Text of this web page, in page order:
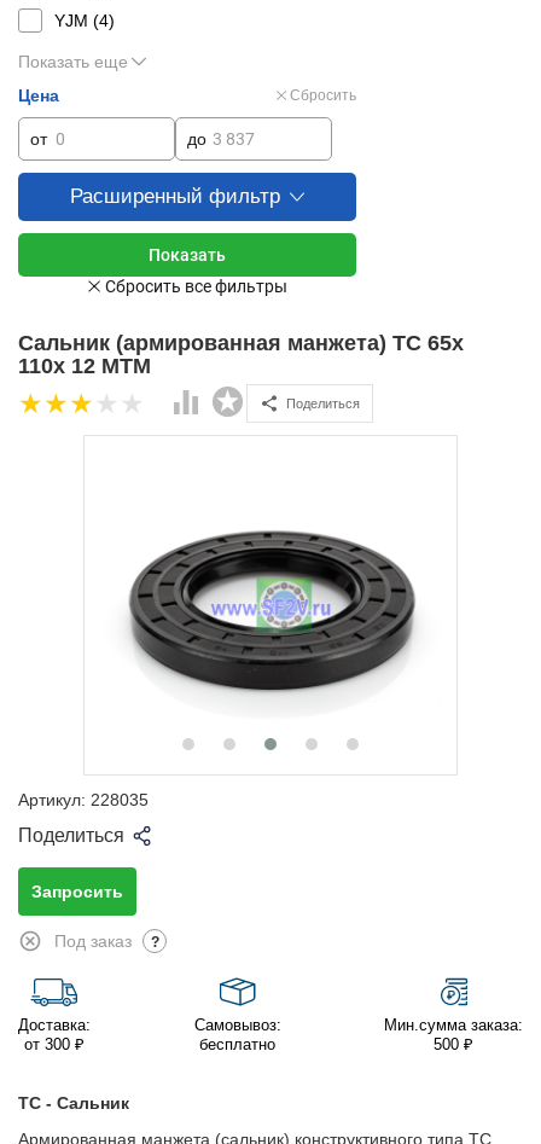
YJM (4)
Показать еще
Цена
Сбросить
от до
Расширенный фильтр
Сальник (армированная манжета) TC 65x
110x 12 MTM
Поделиться
Артикул: 228035
Поделиться
Запросить
Под заказ ?
Доставка:
от 300 ₽
Самовывоз:
бесплатно
Мин.сумма заказа:
500 ₽
TC - Сальник
Армированная манжета (сальник) конструктивного типа TC